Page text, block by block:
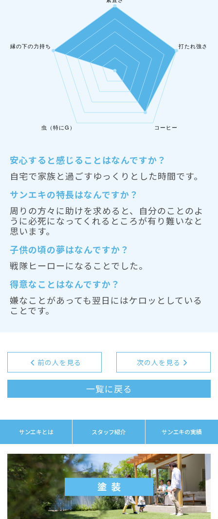
安心すると感じることはなんですか？
自宅で家族と過ごすゆっくりとした時間です。
サンエキの特長はなんですか？
周りの方々に助けを求めると、自分のことのよ
うに必死になってくれるところが有り難いなと
思います。
子供の頃の夢はなんですか？
戦隊ヒーローになることでした。
得意なことはなんですか？
嫌なことがあっても翌日にはケロッとしている
ことです。
前の人を見る 次の人を見る
一覧に戻る
サンエキとは スタッフ紹介 サンエキの実績